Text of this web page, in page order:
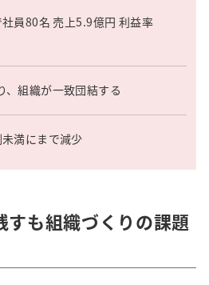
員80名 売上5.9億円 利益率
、組織が一致団結する
満にまで減少
すも組織づくりの課題